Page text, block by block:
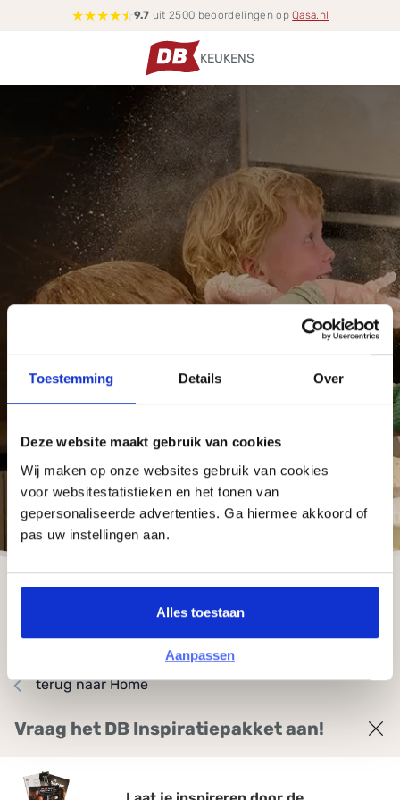
Toestemming Details Over
Deze website maakt gebruik van cookies
Wij maken op onze websites gebruik van cookies
voor websitestatistieken en het tonen van
gepersonaliseerde advertenties. Ga hiermee akkoord of
pas uw instellingen aan.
Alles toestaan
Aanpassen
Vraag het DB Inspiratiepakket aan!
★★★★☆ 9.7 uit 2500 beoordelingen opQasa.nl
KEUKENS
Geachte
terug naar Home